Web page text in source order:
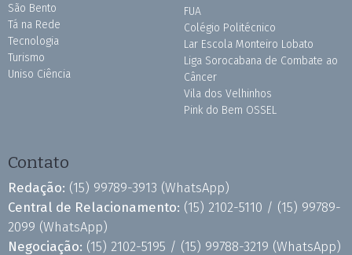
São Bento
Tá na Rede
Tecnologia
Turismo
Uniso Ciência
FUA
Colégio Politécnico
Lar Escola Monteiro Lobato
Liga Sorocabana de Combate ao
Câncer
Vila dos Velhinhos
Pink do Bem OSSEL
Contato
Redação: (15) 99789-3913 (WhatsApp)
Central de Relacionamento: (15) 2102-5110 / (15) 99789-
2099 (WhatsApp)
Negociação: (15) 2102-5195 / (15) 99788-3219 (WhatsApp)